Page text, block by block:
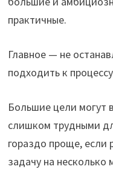
o
o
k
a
m
p
практичные.
Главное — не
подходить к
Большие цели могут
слишком трудными
гораздо проще, если
задачу на несколько